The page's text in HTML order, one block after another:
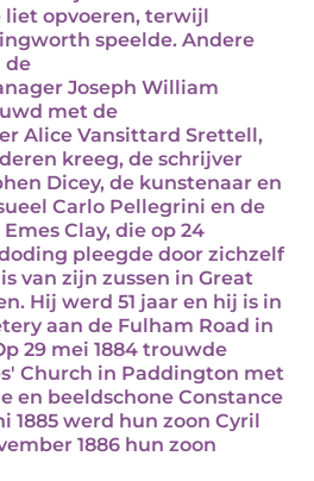
liet opvoeren, terwijl
speelde. Andere
de
Joseph William
met de
Alice Vansittard Srettell,
kreeg, de schrijver
Dicey, de kunstenaar en
Carlo Pellegrini en de
Clay, die op 24
pleegde door zichzelf
van zijn zussen in Great
Hij werd 51 jaar en hij is in
aan de Fulham Road in
29 mei 1884 trouwde
Church in Paddington met
en beeldschone Constance
1885 werd hun zoon Cyril
1886 hun zoon